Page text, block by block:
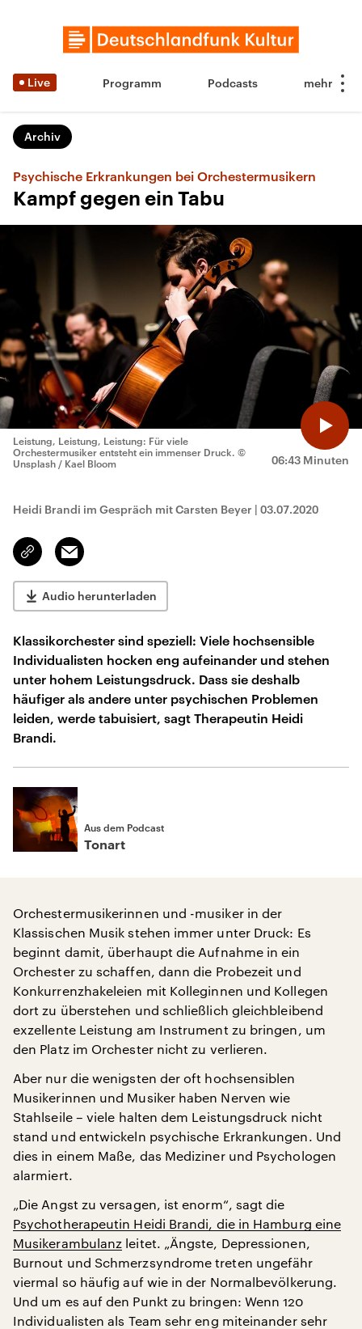
Live Programm Podcasts
Archiv
Psychische Erkrankungen bei Orchestermusikern
Kampf gegen ein Tabu
06:43 Minuten
Leistung, Leistung, Leistung: Für viele
Orchestermusiker entsteht ein immenser Druck. ©
Unsplash / Kael Bloom
Heidi Brandi im Gespräch mit Carsten Beyer | 03.07.2020
Link
kopieren/teilen
Email
Audio herunterladen
Klassikorchester sind speziell: Viele hochsensible
Individualisten hocken eng aufeinander und stehen
unter hohem Leistungsdruck. Dass sie deshalb
häufiger als andere unter psychischen Problemen
leiden, werde tabuisiert, sagt Therapeutin Heidi
Brandi.
Aus dem Podcast
Tonart
Orchestermusikerinnen und -musiker in der
Klassischen Musik stehen immer unter Druck: Es
beginnt damit, überhaupt die Aufnahme in ein
Orchester zu schaffen, dann die Probezeit und
Konkurrenzhakeleien mit Kolleginnen und Kollegen
dort zu überstehen und schließlich gleichbleibend
exzellente Leistung am Instrument zu bringen, um
den Platz im Orchester nicht zu verlieren.
Aber nur die wenigsten der oft hochsensiblen
Musikerinnen und Musiker haben Nerven wie
Stahlseile – viele halten dem Leistungsdruck nicht
stand und entwickeln psychische Erkrankungen. Und
dies in einem Maße, das Mediziner und Psychologen
alarmiert.
„Die Angst zu versagen, ist enorm“, sagt die
Psychotherapeutin Heidi Brandi, die in Hamburg eine
Musikerambulanz leitet. „Ängste, Depressionen,
Burnout und Schmerzsyndrome treten ungefähr
viermal so häufig auf wie in der Normalbevölkerung.
Und um es auf den Punkt zu bringen: Wenn 120
Individualisten als Team sehr eng miteinander sehr